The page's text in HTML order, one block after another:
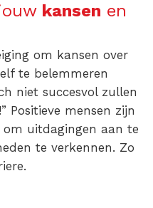
kansen en
om kansen over
te belemmeren
niet succesvol zullen
Positieve mensen zijn
uitdagingen aan te
te verkennen. Zo